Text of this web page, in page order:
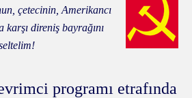
çetecinin, Amerikancı
karşı direniş bayrağını
programı etrafında